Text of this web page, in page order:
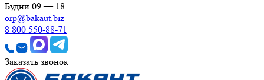
Будни 09 — 18
orp@bakaut.biz
8 800 550-88-71
Заказать звонок